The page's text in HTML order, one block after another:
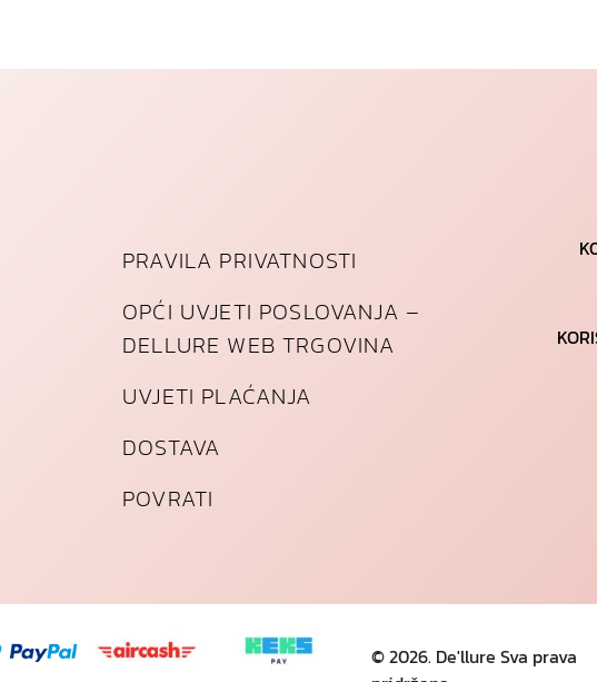
PRAVILA PRIVATNOSTI
OPĆI UVJETI POSLOVANJA –
DELLURE WEB TRGOVINA
UVJETI PLAĆANJA
DOSTAVA
POVRATI
© 2026. De'llure Sva prava